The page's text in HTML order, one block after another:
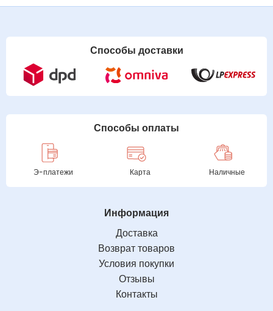
Способы доставки
Способы оплаты
Э-платежи Карта Наличные
Информация
Доставка
Возврат товаров
Условия покупки
Отзывы
Контакты